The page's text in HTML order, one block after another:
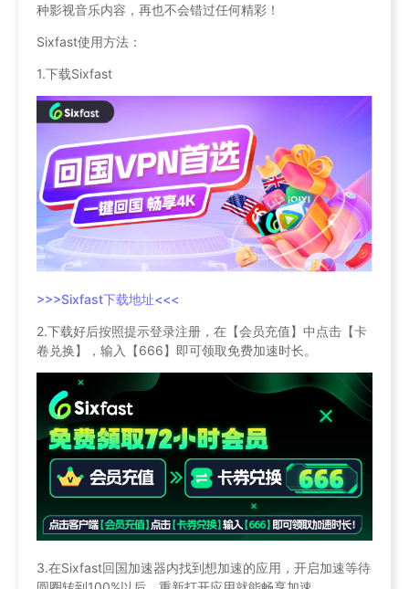
种影视音乐内容，再也不会错过任何精彩！
Sixfast使用方法：
1.下载Sixfast
>>>Sixfast下载地址<<<
2.下载好后按照提示登录注册，在【会员充值】中点击【卡
卷兑换】，输入【666】即可领取免费加速时长。
3.在Sixfast回国加速器内找到想加速的应用，开启加速等待